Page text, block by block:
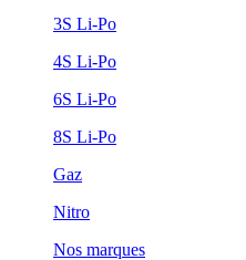
3S Li-Po
4S Li-Po
6S Li-Po
8S Li-Po
Gaz
Nitro
Nos marques